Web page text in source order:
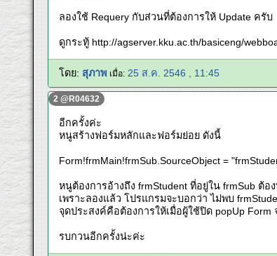
ลองใช้ Requery กับส่วนที่ต้องการให้ Update ครับ
ดูกระทู้ http://agserver.kku.ac.th/basiceng/
โดย: สุภาพ เมื่อ: 25 ส.ค. 2546 , 11:45
2 @R04632
อีกครั้งค่ะ
หนูสร้างฟอร์มหลักและฟอร์มย่อย ดังนี้
Form!frmMain!frmSub.SourceObject =
หนูต้องการอ้างถึง frmStudent ที่อยู่ใน frmSub ต้อ
เพราะลองแล้ว โปรแกรมจะบอกว่า ไม่พบ
จุดประสงค์คือต้องการให้เมื่อผู้ใช้ปิด popUp Form
รบกวนอีกครั้งน่ะค่ะ